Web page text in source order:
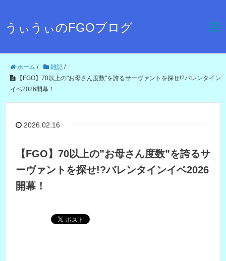
うぃうぃのFGOブログ
ホーム / 雑記 /
【FGO】70以上の"お母さん度数"を誇るサーヴァントを探せ!?バレンタイン
イベ2026開幕！
2026.02.16
【FGO】70以上の”お母さん度数”を誇るサ
ーヴァントを探せ!?バレンタインイベ2026
開幕！